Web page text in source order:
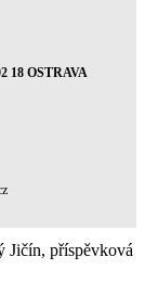
18 OSTRAVA
Jičín, příspěvková